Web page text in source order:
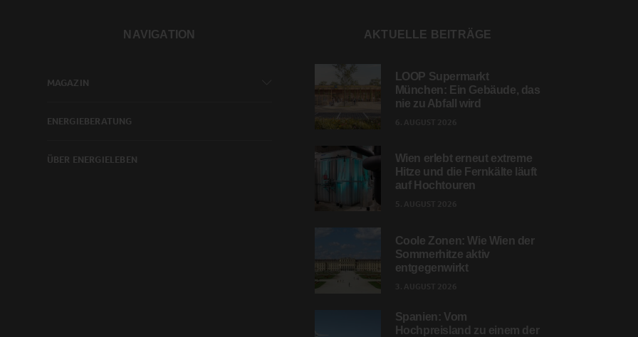
NAVIGATION
MAGAZIN
ENERGIEBERATUNG
ÜBER ENERGIELEBEN
AKTUELLE BEITRÄGE
LOOP Supermarkt
München: Ein Gebäude, das
nie zu Abfall wird
Wien erlebt erneut extreme
Hitze und die Fernkälte läuft
auf Hochtouren
Coole Zonen: Wie Wien der
Sommerhitze aktiv
entgegenwirkt
Spanien: Vom
Hochpreisland zu einem der